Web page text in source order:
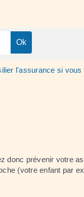
l'assurance si
prévenir votre
(votre enfant par